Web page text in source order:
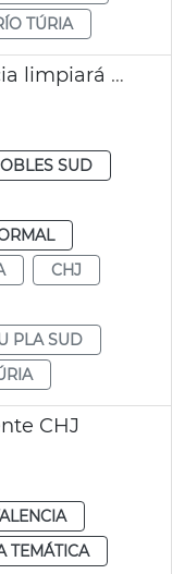
TÚRIA
El Ayuntamiento de València limpiará el nuevo cauce del Túria
SUD
CHJ
PLA SUD
CHJ
TEMÁTICA